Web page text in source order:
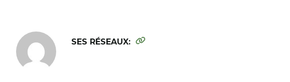
SES RÉSEAUX: